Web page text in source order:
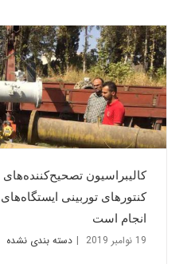
کالیبراسیون
کنتورهای توربینی
انجام است
19 نوامبر 2019 | دسته بندی نشده